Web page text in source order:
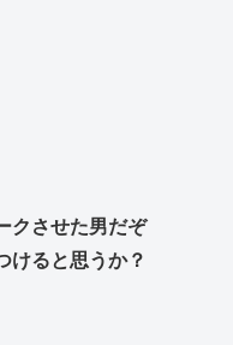
クさせた男だぞ
けると思うか？